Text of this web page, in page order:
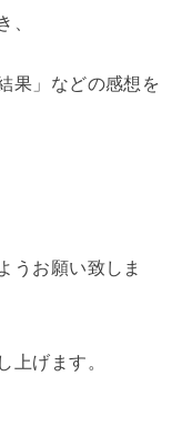
、
果」などの感想を
うお願い致しま
上げます。